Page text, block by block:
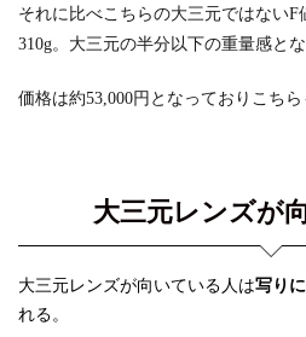
それに比べこちらの大三元ではない
310g。大三元の半分以下の重量感とな
価格は約53,000円となっておりこち
大三元レンズが
大三元レンズが向いている人は写り
れる。